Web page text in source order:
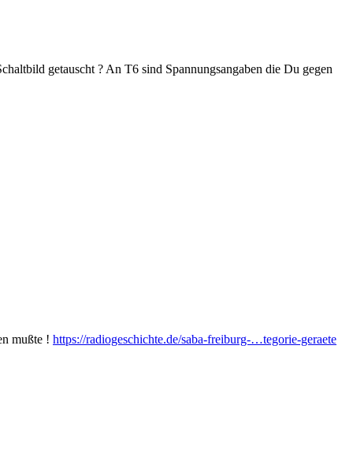
getauscht ? An T6 sind Spannungsangaben die Du gegen
mußte ! https://radiogeschichte.de/saba-freiburg-…tegorie-geraete